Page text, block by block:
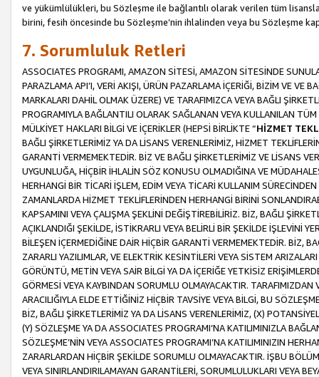
ve yükümlülükleri, bu Sözleşme ile bağlantılı olarak verilen tüm
birini, fesih öncesinde bu Sözleşme’nin ihlalinden veya bu Sözleşme
7. Sorumluluk Retleri
ASSOCIATES PROGRAMI, AMAZON SİTESİ, AMAZON SİTESİNDE
PARAZLAMA API’I, VERİ AKIŞI, ÜRÜN PAZARLAMA İÇERİĞİ, BİZİM VE VE
MARKALARI DAHİL OLMAK ÜZERE) VE TARAFIMIZCA VEYA BAĞLI
PROGRAMIYLA BAĞLANTILI OLARAK SAĞLANAN VEYA KULLANILAN
MÜLKİYET HAKLARI BİLGİ VE İÇERİKLER (HEPSİ BİRLİKTE “HİZMET
BAĞLI ŞİRKETLERİMİZ YA DA LİSANS VERENLERİMİZ, HİZMET
GARANTİ VERMEMEKTEDİR. BİZ VE BAĞLI ŞİRKETLERİMİZ VE LİSANS
UYGUNLUĞA, HİÇBİR İHLALİN SÖZ KONUSU OLMADIĞINA VE
HERHANGİ BİR TİCARİ İŞLEM, EDİM VEYA TİCARİ KULLANIM
ZAMANLARDA HİZMET TEKLİFLERİNDEN HERHANGİ BİRİNİ
KAPSAMINI VEYA ÇALIŞMA ŞEKLİNİ DEĞİŞTİREBİLİRİZ. BİZ, BAĞLI
AÇIKLANDIĞI ŞEKİLDE, İSTİKRARLI VEYA BELİRLİ BİR ŞEKİLDE İŞLEVİNİ
BİLEŞEN İÇERMEDİĞİNE DAİR HİÇBİR GARANTİ VERMEMEKTEDİR. BİZ,
ZARARLI YAZILIMLAR, VE ELEKTRİK KESİNTİLERİ VEYA SİSTEM
GÖRÜNTÜ, METİN VEYA SAİR BİLGİ YA DA İÇERİĞE YETKİSİZ
GÖRMESİ VEYA KAYBINDAN SORUMLU OLMAYACAKTIR.
ARACILIĞIYLA ELDE ETTİĞİNİZ HİÇBİR TAVSİYE VEYA BİLGİ, BU
BİZ, BAĞLI ŞİRKETLERİMİZ YA DA LİSANS VERENLERİMİZ, (X)
(Y) SÖZLEŞME YA DA ASSOCIATES PROGRAMI’NA KATILIMINIZLA
SÖZLEŞME’NİN VEYA ASSOCIATES PROGRAMI’NA KATILIMINIZIN
ZARARLARDAN HİÇBİR ŞEKİLDE SORUMLU OLMAYACAKTIR. İŞBU
VEYA SINIRLANDIRILAMAYAN GARANTİLERİ, SORUMLULUKLARI VEYA